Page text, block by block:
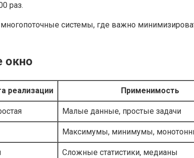
раз.
системы, где важно
окно
реализации Применимость
Малые данные, простые задачи
Максимумы, минимумы,
Сложные статистики, медианы